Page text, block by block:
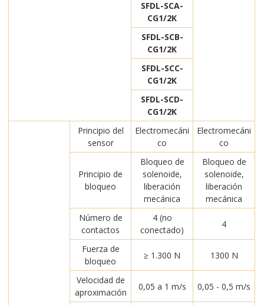
SFDL-SCA-
CG1/2K
SFDL-SCB-
CG1/2K
SFDL-SCC-
CG1/2K
SFDL-SCD-
CG1/2K
Principio del
sensor
Electromecáni
co
Electromecáni
co
Principio de
bloqueo
Bloqueo de
solenoide,
liberación
mecánica
Bloqueo de
solenoide,
liberación
mecánica
Número de
contactos
4 (no
conectado)
4
Fuerza de
bloqueo
≥ 1.300 N 1300 N
Velocidad de
aproximación
0,05 a 1 m/s 0,05 - 0,5 m/s